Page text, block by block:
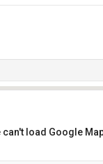
can't load Google